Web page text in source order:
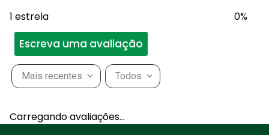
1 estrela 0%
Escreva uma avaliação
Mais recentes Todos
Carregando avaliações…